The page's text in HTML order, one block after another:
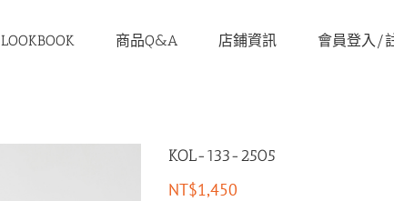
LOOKBOOK 商品Q&A 店鋪資訊 會員登入/
KOL-133-2505
NT$1,450